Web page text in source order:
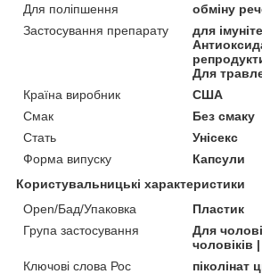
Для поліпшення
обміну
Застосування препарату
для
Для
Країна виробник
США
Смак
Без смаку
Стать
Унісекс
Форма випуску
Капсули
Користувальницькі характеристики
Open/Бад/Упаковка
Пластик
Група застосування
Для
чоловіків
Ключові слова Рос
піколінат